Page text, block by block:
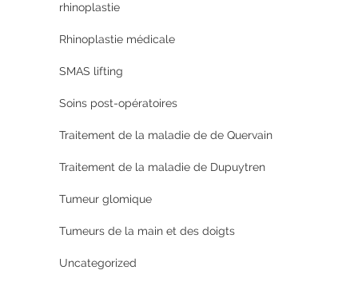
rhinoplastie
Rhinoplastie médicale
SMAS lifting
Soins post-opératoires
Traitement de la maladie de de Quervain
Traitement de la maladie de Dupuytren
Tumeur glomique
Tumeurs de la main et des doigts
Uncategorized